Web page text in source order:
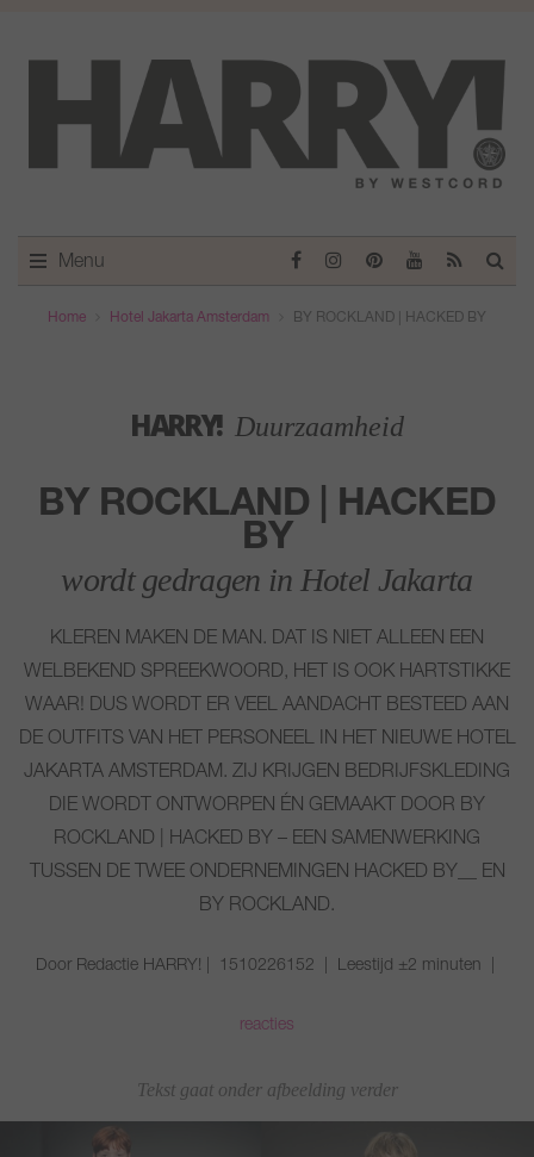
Menu
Home Hotel Jakarta Amsterdam BY ROCKLAND | HACKED BY
HARRY! Duurzaamheid
BY ROCKLAND | HACKED
BY
wordt gedragen in Hotel Jakarta
KLEREN MAKEN DE MAN. DAT IS NIET ALLEEN EEN
WELBEKEND SPREEKWOORD, HET IS OOK HARTSTIKKE
WAAR! DUS WORDT ER VEEL AANDACHT BESTEED AAN
DE OUTFITS VAN HET PERSONEEL IN HET NIEUWE HOTEL
JAKARTA AMSTERDAM. ZIJ KRIJGEN BEDRIJFSKLEDING
DIE WORDT ONTWORPEN ÉN GEMAAKT DOOR BY
ROCKLAND | HACKED BY – EEN SAMENWERKING
TUSSEN DE TWEE ONDERNEMINGEN HACKED BY__ EN
BY ROCKLAND.
Door Redactie HARRY! | 1510226152 | Leestijd ±2 minuten |
reacties
Tekst gaat onder afbeelding verder